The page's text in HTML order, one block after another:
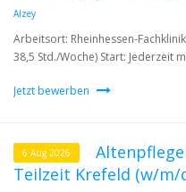
Alzey
Arbeitsort: Rheinhessen-
38,5 Std./Woche) Start: Jederzeit
Jetzt bewerben
6 Aug 2026
Teilzeit Krefeld (w/m/